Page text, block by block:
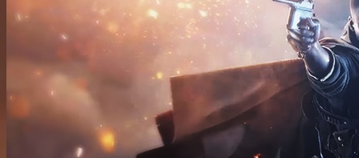
LIVE-SERVICE & BATTLE PASS
VERSIONEN & VORBESTELLER-
SYSTEMANFORDERUNGEN
VIDEOS
BATTLEFIELD V
VERSIONEN & VORBESTELLER-